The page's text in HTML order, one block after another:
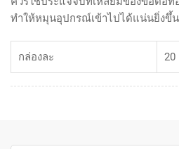
ทำให้หมุนอุปกรณ์เข้าไปได้แน่นยิ่งขึ้น
กล่องละ 20